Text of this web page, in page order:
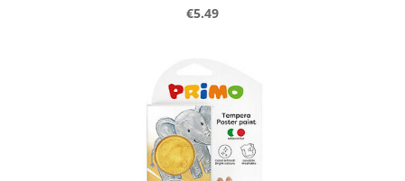
€5.49